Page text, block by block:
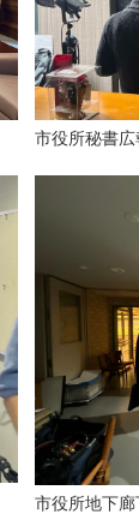
市役所秘書
市役所地下